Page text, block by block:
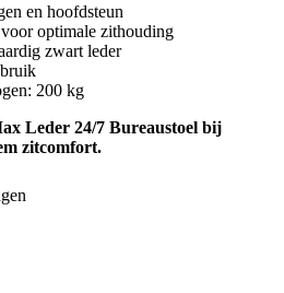
en hoofdsteun
optimale zithouding
zwart leder
200 kg
Leder 24/7 Bureaustoel bij
zitcomfort.